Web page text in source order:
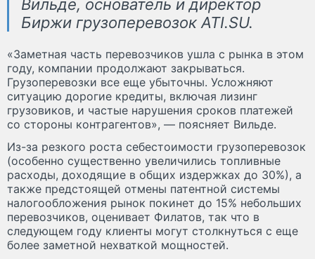
Вильде, основатель и директор
Биржи грузоперевозок ATI.SU.
«Заметная часть перевозчиков ушла с рынка в этом
году, компании продолжают закрываться.
Грузоперевозки все еще убыточны. Усложняют
ситуацию дорогие кредиты, включая лизинг
грузовиков, и частые нарушения сроков платежей
со стороны контрагентов», — поясняет Вильде.
Из-за резкого роста себестоимости грузоперевозок
(особенно существенно увеличились топливные
расходы, доходящие в общих издержках до 30%), а
также предстоящей отмены патентной системы
налогообложения рынок покинет до 15% небольших
перевозчиков, оценивает Филатов, так что в
следующем году клиенты могут столкнуться с еще
более заметной нехваткой мощностей.